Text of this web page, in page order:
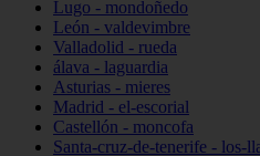
Lugo - mondoñedo
León - valdevimbre
Valladolid - rueda
álava - laguardia
Asturias - mieres
Madrid - el-escorial
Castellón - moncofa
Santa-cruz-de-tenerife - los-